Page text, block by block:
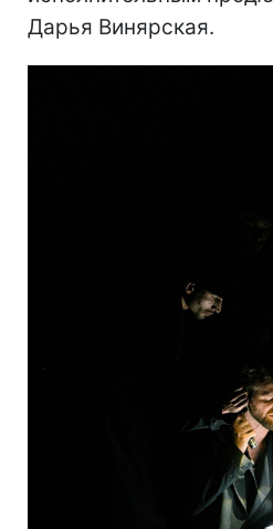
Дарья Винярская.